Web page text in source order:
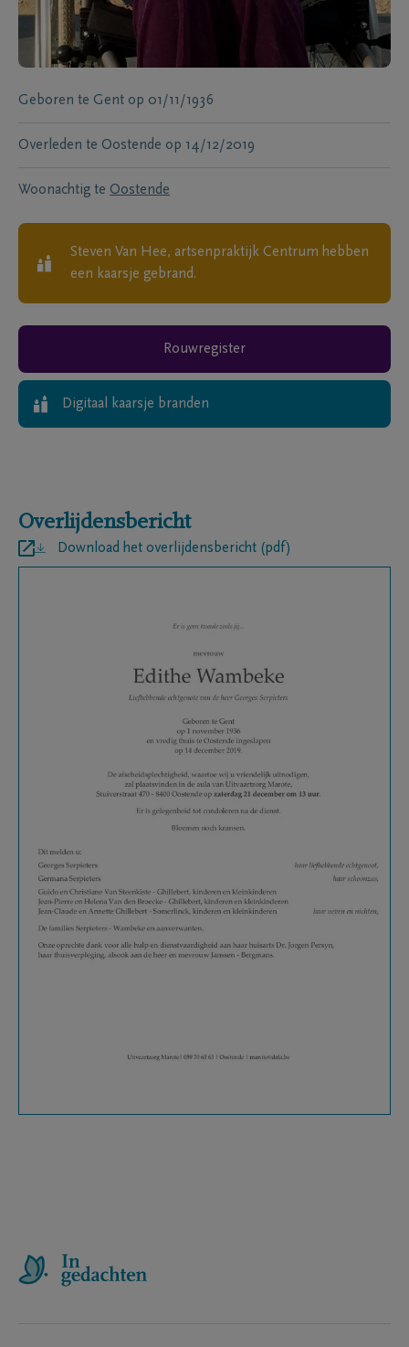
Geboren te Gent op 01/11/1936
Overleden te Oostende op 14/12/2019
Woonachtig te Oostende
Steven Van Hee, artsenpraktijk Centrum hebben
een kaarsje gebrand.
Rouwregister
Digitaal kaarsje branden
Overlijdensbericht
Download het overlijdensbericht (pdf)